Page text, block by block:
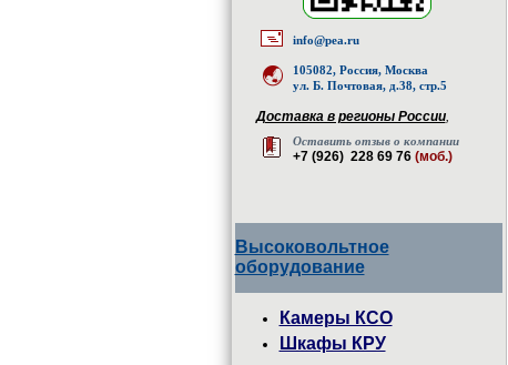
info@pea.ru
105082, Россия, Москва
ул. Б. Почтовая, д.38, стр.5
Доставка в регионы России,
Оставить отзыв о компании
+7 (926) 228 69 76 (моб.)
Высоковольтное
оборудование
Камеры КСО
Шкафы КРУ